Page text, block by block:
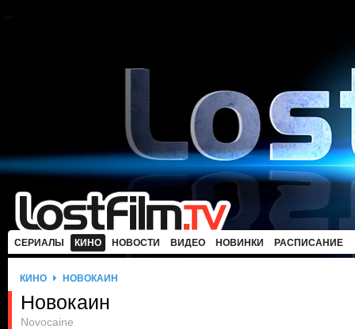
СЕРИАЛЫ КИНО НОВОСТИ ВИДЕО НОВИНКИ РАСПИСАНИЕ
КИНО НОВОКАИН
Новокаин
Novocaine